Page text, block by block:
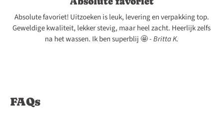
Absolute favoriet! Uitzoeken is leuk, levering en verpakking top.
Geweldige kwaliteit, lekker stevig, maar heel zacht. Heerlijk zelfs
na het wassen. Ik ben superblij 🤩 -Britta K.
FAQs